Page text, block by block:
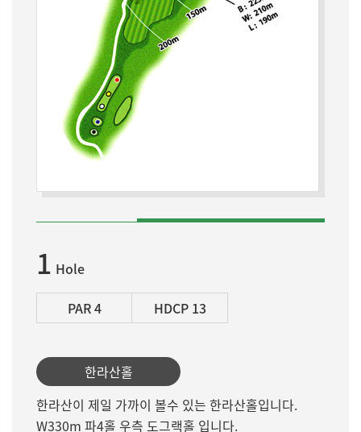
1 Hole
PAR 4 HDCP 13
한라산홀
한라산이 제일 가까이 볼수 있는 한라산홀입니다.
W330m 파4홀 우측 도그랙홀 입니다.